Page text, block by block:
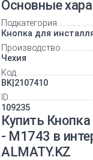
Основные
Подкатегория
Кнопка для
Производство
Чехия
Код
BK|2107410
ID
109235
Купить
- M1743 в
ALMATY.KZ